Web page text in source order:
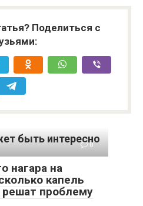
Поделиться с
быть интересно
0
нагара на
капель
решат проблему